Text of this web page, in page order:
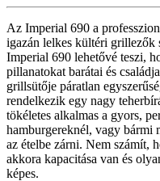
Az Imperial 690 a
igazán lelkes kültéri
Imperial 690 lehetővé teszi,
pillanatokat barátai és
grillsütője páratlan
rendelkezik egy nagy
tökéletes alkalmas a gyors,
hamburgereknél, vagy bármi
az ételbe zárni. Nem számít,
akkora kapacitása van és
képes.